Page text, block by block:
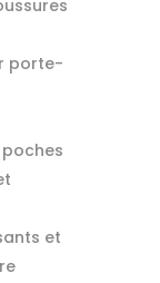
porte-
et